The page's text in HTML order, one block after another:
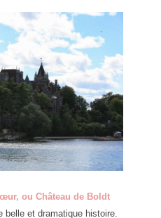
ou Château de Boldt
belle et dramatique histoire.